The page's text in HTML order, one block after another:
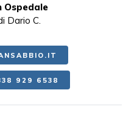
Ospedale
Dario C.
929 6538